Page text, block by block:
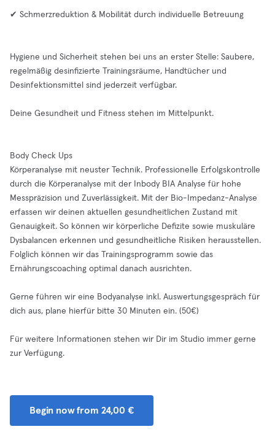
✔ Schmerzreduktion & Mobilität durch individuelle Betreuung
Hygiene und Sicherheit stehen bei uns an erster Stelle: Saubere,
regelmäßig desinfizierte Trainingsräume, Handtücher und
Desinfektionsmittel sind jederzeit verfügbar.
Deine Gesundheit und Fitness stehen im Mittelpunkt.
Body Check Ups
Körperanalyse mit neuster Technik. Professionelle Erfolgskontrolle
durch die Körperanalyse mit der Inbody BIA Analyse für hohe
Messpräzision und Zuverlässigkeit. Mit der Bio-Impedanz-Analyse
erfassen wir deinen aktuellen gesundheitlichen Zustand mit
Genauigkeit. So können wir körperliche Defizite sowie muskuläre
Dysbalancen erkennen und gesundheitliche Risiken herausstellen.
Folglich können wir das Trainingsprogramm sowie das
Ernährungscoaching optimal danach ausrichten.
Gerne führen wir eine Bodyanalyse inkl. Auswertungsgespräch für
dich aus, plane hierfür bitte 30 Minuten ein. (50€)
Für weitere Informationen stehen wir Dir im Studio immer gerne
zur Verfügung.
Begin now from 24,00 €